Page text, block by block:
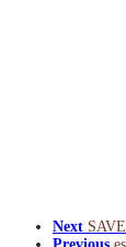
Next
Previous